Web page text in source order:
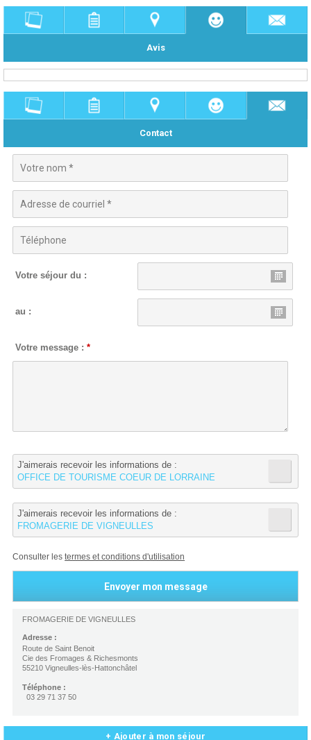
Avis
Contact
Votre séjour du :
au :
Votre message :*
J'aimerais recevoir les informations de :
OFFICE DE TOURISME COEUR DE LORRAINE
J'aimerais recevoir les informations de :
FROMAGERIE DE VIGNEULLES
Consulter lestermes et conditions d'utilisation
FROMAGERIE DE VIGNEULLES
Adresse :
Route de Saint Benoit
Cie des Fromages & Richesmonts
55210 Vigneulles-lès-Hattonchâtel
Téléphone :
03 29 71 37 50
+ Ajouter à mon séjour